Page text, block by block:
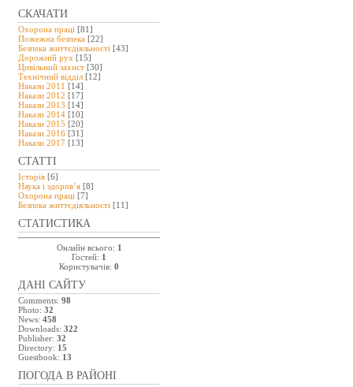
СКАЧАТИ
Охорона праці [81]
Пожежна безпека [22]
Безпека життєдіяльності [43]
Дорожній рух [15]
Цивільний захист [30]
Технічний відділ [12]
Накази 2011 [14]
Накази 2012 [17]
Накази 2013 [14]
Накази 2014 [10]
Накази 2015 [20]
Накази 2016 [31]
Накази 2017 [13]
СТАТТІ
Історія [6]
Наука і здоров’я [8]
Охорона праці [7]
Безпeка життєдіяльності [11]
СТАТИСТИКА
Онлайн всього: 1
Гостей: 1
Користувачів: 0
ДАНІ САЙТУ
Comments: 98
Photo: 32
News: 458
Downloads: 322
Publisher: 32
Directory: 15
Guestbook: 13
ПОГОДА В РАЙОНІ